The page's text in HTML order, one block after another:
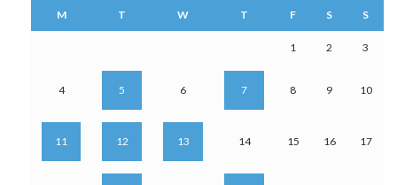
M T W T F S S
1 2 3
4 5 6 7 8 9 10
11 12 13 14 15 16 17